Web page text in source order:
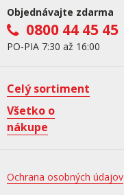
Objednávajte zdarma
0800 44 45 45
PO-PIA 7:30 až 16:00
Celý sortiment
Všetko o
nákupe
Ochrana osobných údajov